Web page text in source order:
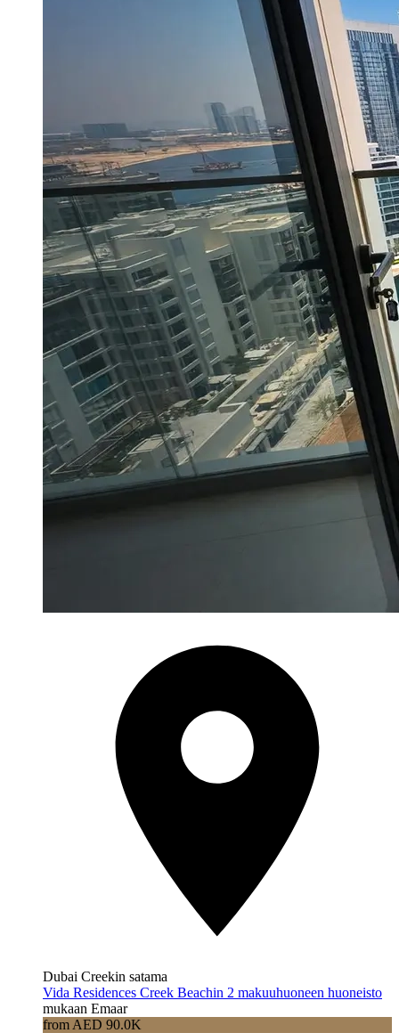
Dubai Creekin satama
Vida Residences Creek Beachin 2 makuuhuoneen huoneisto
mukaan Emaar
from AED 90.0K